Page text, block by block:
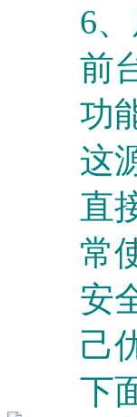
6
前
功
这
直
常
安
己
下